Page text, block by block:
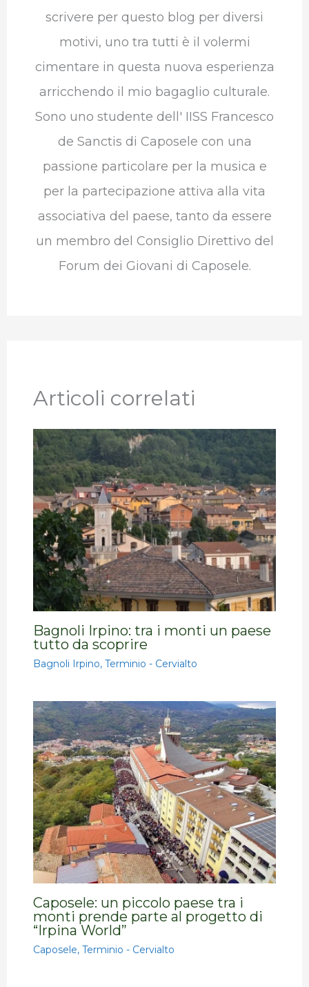
scrivere per questo blog per diversi
motivi, uno tra tutti è il volermi
cimentare in questa nuova esperienza
arricchendo il mio bagaglio culturale.
Sono uno studente dell' IISS Francesco
de Sanctis di Caposele con una
passione particolare per la musica e
per la partecipazione attiva alla vita
associativa del paese, tanto da essere
un membro del Consiglio Direttivo del
Forum dei Giovani di Caposele.
Articoli correlati
Bagnoli Irpino: tra i monti un paese
tutto da scoprire
Bagnoli Irpino,Terminio - Cervialto
Caposele: un piccolo paese tra i
monti prende parte al progetto di
“Irpina World”
Caposele,Terminio - Cervialto